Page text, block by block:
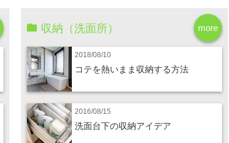
more
収納（洗面所）
2018/08/10
コテを熱いまま収納する方法
2016/08/15
洗面台下の収納アイデア